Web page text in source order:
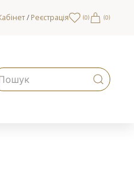
/Реєстрація (0) (0)